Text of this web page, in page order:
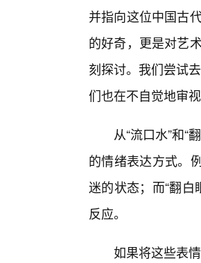
并指向这位中国古
的好奇，更是对艺
刻探讨。我们尝试
们也在不自觉地审
从“流口水”和“
的情绪表达方式。
迷的状态；而“翻
反应。
如果将这些表